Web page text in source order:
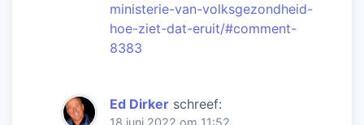
ministerie-van-volksgezondheid-
hoe-ziet-dat-eruit/#comment-
8383
Ed Dirker schreef: